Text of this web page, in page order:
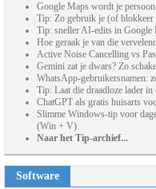
Google Maps wordt je
Tip: Zo gebruik je (of
Tip: sneller AI-edits in Google
Hoe geraak je van die
Active Noise Cancelling vs
Gemini zat je dwars? Zo
WhatsApp-gebruikersnamen:
Tip: Laat die draadloze lader
ChatGPT als gratis huisarts
Slimme Windows-tip voor
(Win + V)
Naar het Tip-archief...
Software